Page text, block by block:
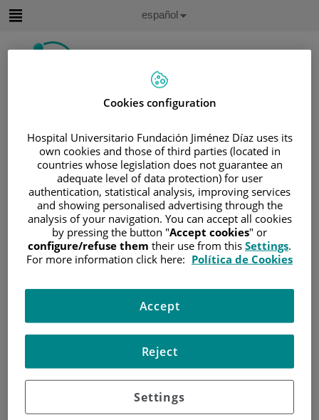
Buscar
Selector
de
idioma
Idioma
Español
Inicio/CUADRO MÉDICO
HECTOR RAN CALLATA CARHUAPOMA
Hector Ran Callata Carhuapoma
Hector Ran
Callata
Carhuapoma
TITULACIÓN
Licenciado en Medicina
EXPERIENCIA
Centro de Salud Sihuas (Perú) 2007-2008
Clínica Por Ti Familia (Perú) 2008-2010
MIR Oncología Médica Hospital Clínico San Carlos 2010 –
2015
Cookies configuration
Hospital Universitario Fundación Jiménez Díaz uses its
own cookies and those of third parties (located in
countries whose legislation does not guarantee an
adequate level of data protection) for user
authentication, statistical analysis, improving services
and showing personalised advertising through the
analysis of your navigation. You can accept all cookies
by pressing the button "Accept cookies" or
configure/refuse them their use from this Settings.
For more information click here: Política de Cookies
Settings
Reject
Accept